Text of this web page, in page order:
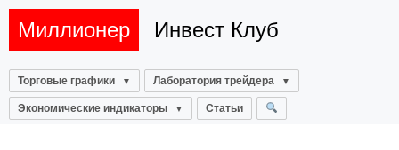
Миллионер Инвест Клуб
Торговые графики Лаборатория трейдера
Экономические индикаторы Статьи